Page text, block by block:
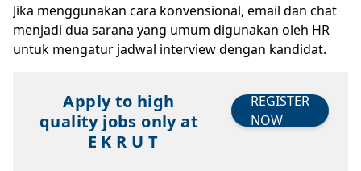
Jika menggunakan cara konvensional, email dan chat
menjadi dua sarana yang umum digunakan oleh HR
untuk mengatur jadwal interview dengan kandidat.
Apply to high
quality jobs only at
E K R U T
REGISTER
NOW